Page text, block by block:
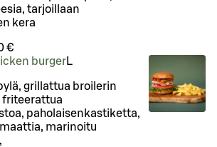
tarjoillaan
kera
€
burgerL
grillattua broilerin
paholaisenkastiketta,
marinoitu